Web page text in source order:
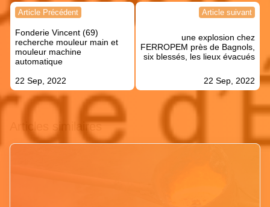
Navigation
de
l’article
Article Précédent
Fonderie Vincent (69)
recherche mouleur main et
mouleur machine
automatique
22 Sep, 2022
Article suivant
une explosion chez
FERROPEM près de Bagnols,
six blessés, les lieux évacués
22 Sep, 2022
Articles similaires